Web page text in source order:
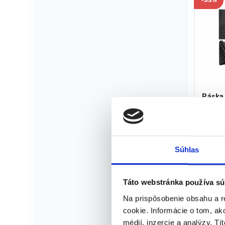
Súhlas
Táto webstránka používa
Na prispôsobenie obsahu a
cookie. Informácie o tom,
médií, inzercie a analýzy.